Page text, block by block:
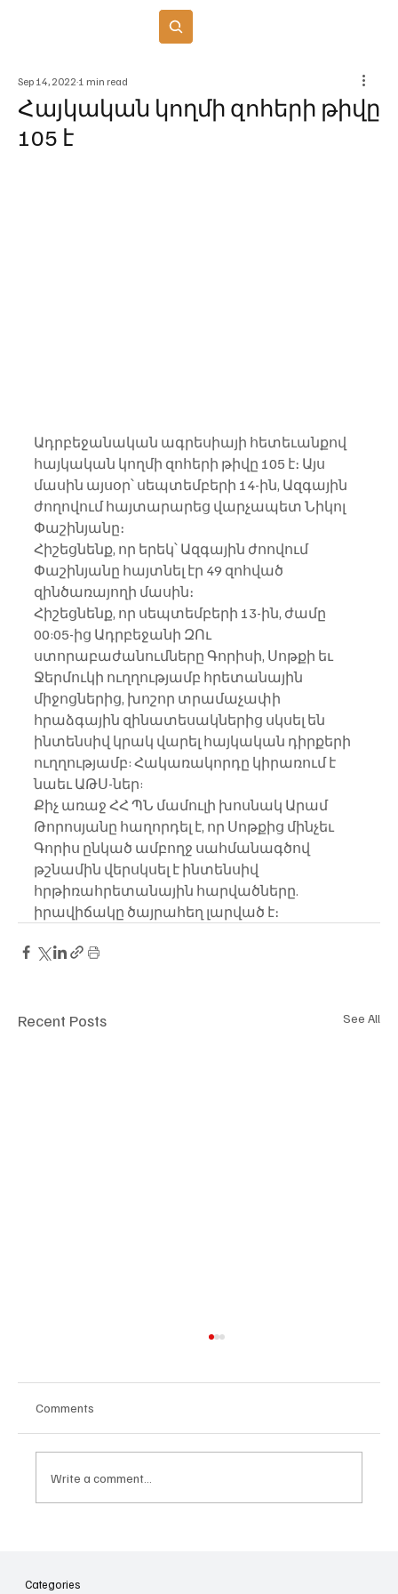
Հայկական կողմի զոհերի թիվը
105 է
Sep 14, 2022 1 min read
Ադրբեջանական ագրեսիայի հետեւանքով
հայկական կողմի զոհերի թիվը 105 է։ Այս
մասին այսօր՝ սեպտեմբերի 14-ին, Ազգային
ժողովում հայտարարեց վարչապետ Նիկոլ
Փաշինյանը։
Հիշեցնենք, որ երեկ՝ Ազգային ժոովում
Փաշինյանը հայտնել էր 49 զոհված
զինծառայողի մասին։
Հիշեցնենք, որ սեպտեմբերի 13-ին, ժամը
00:05-ից Ադրբեջանի ԶՈւ
ստորաբաժանումները Գորիսի, Սոթքի եւ
Ջերմուկի ուղղությամբ հրետանային
միջոցներից, խոշոր տրամաչափի
հրաձգային զինատեսակներից սկսել են
ինտենսիվ կրակ վարել հայկական դիրքերի
ուղղությամբ: Հակառակորդը կիրառում է
նաեւ ԱԹՍ-ներ:
Քիչ առաջ ՀՀ ՊՆ մամուլի խոսնակ Արամ
Թորոսյանը հաղորդել է, որ Սոթքից մինչեւ
Գորիս ընկած ամբողջ սահմանագծով
թշնամին վերսկսել է ինտենսիվ
հրթիռահրետանային հարվածները.
իրավիճակը ծայրահեղ լարված է։
Recent Posts See All
նվիրում որոշում
Comments
Write a comment...
Categories